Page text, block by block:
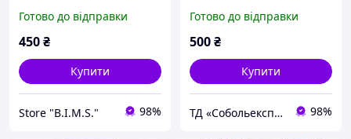
Готово до відправки
450₴
Купити
Store "B.I.M.S." 98%
Готово до відправки
500₴
Купити
ТД «Собольекспрес» 98%